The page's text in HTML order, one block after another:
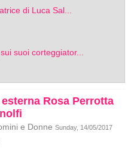
di Luca Sal...
suoi corteggiator...
Rosa Perrotta
e Donne Sunday, 14/05/2017